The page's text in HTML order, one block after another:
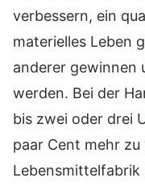
verbessern, ein
materielles Leben
anderer gewinnen
werden. Bei der
bis zwei oder drei
paar Cent mehr